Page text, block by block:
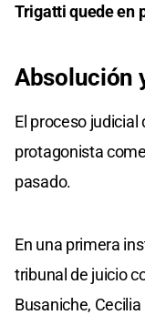
Trigatti quede en
Absolución
El proceso
protagonista
pasado.
En una primera
tribunal de juicio
Busaniche,